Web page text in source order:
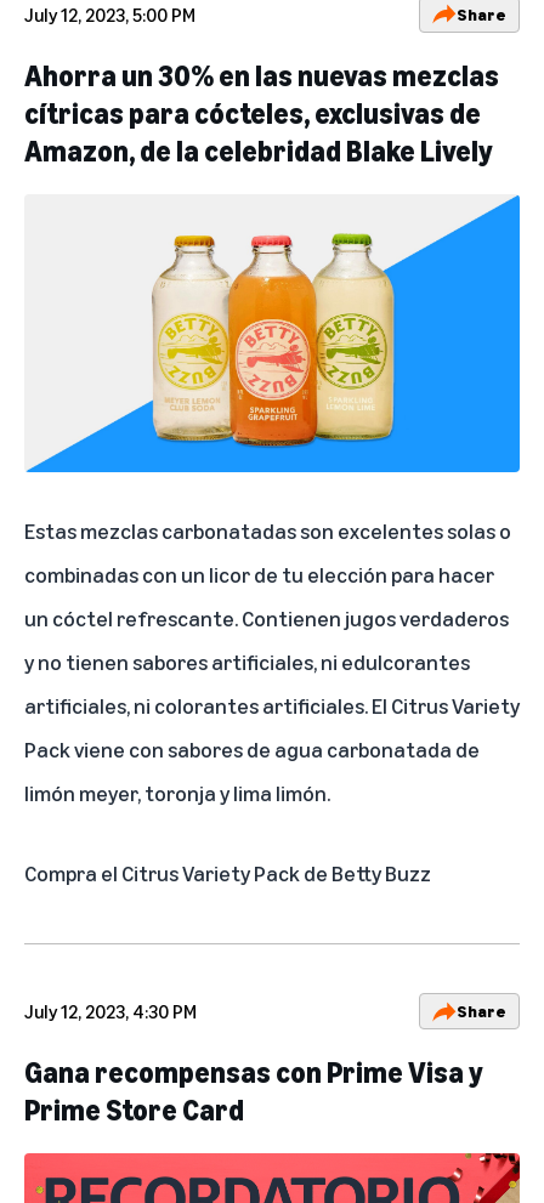
July 12, 2023, 5:00 PM Share
Ahorra un 30% en las nuevas mezclas
cítricas para cócteles, exclusivas de
Amazon, de la celebridad Blake Lively
Estas mezclas carbonatadas son excelentes solas o
combinadas con un licor de tu elección para hacer
un cóctel refrescante. Contienen jugos verdaderos
y no tienen sabores artificiales, ni edulcorantes
artificiales, ni colorantes artificiales. El Citrus Variety
Pack viene con sabores de agua carbonatada de
limón meyer, toronja y lima limón.
Compra el Citrus Variety Pack de Betty Buzz
July 12, 2023, 4:30 PM Share
Gana recompensas con Prime Visa y
Prime Store Card